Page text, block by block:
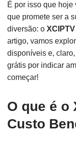
É por isso que hoje
que promete ser a
diversão: o
artigo, vamos
disponíveis e,
grátis por indicar
começar!
O que é o
Custo